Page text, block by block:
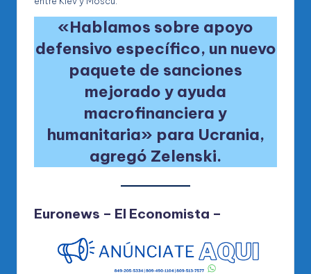
«Hablamos sobre apoyo
defensivo específico, un nuevo
paquete de sanciones
mejorado y ayuda
macrofinanciera y
humanitaria» para Ucrania,
agregó Zelenski.
Euronews – El Economista –